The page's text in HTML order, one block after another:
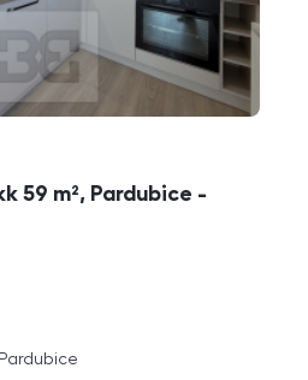
59 m², Pardubice -